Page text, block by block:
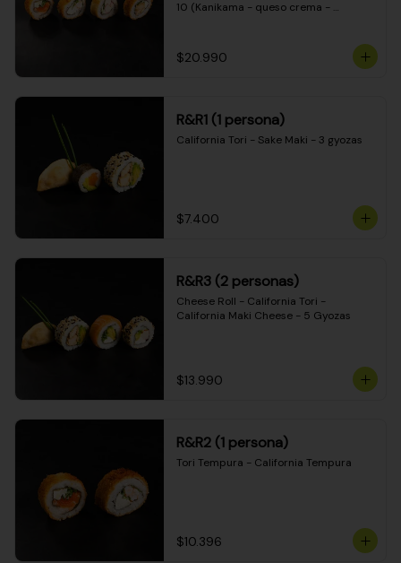
10 (Kanikama - queso crema -
$20.990
R&R1 (1 persona)
California Tori - Sake Maki - 3 gyozas
$7.400
R&R3 (2 personas)
Cheese Roll - California Tori -
California Maki Cheese - 5 Gyozas
$13.990
R&R2 (1 persona)
Tori Tempura - California Tempura
$10.396